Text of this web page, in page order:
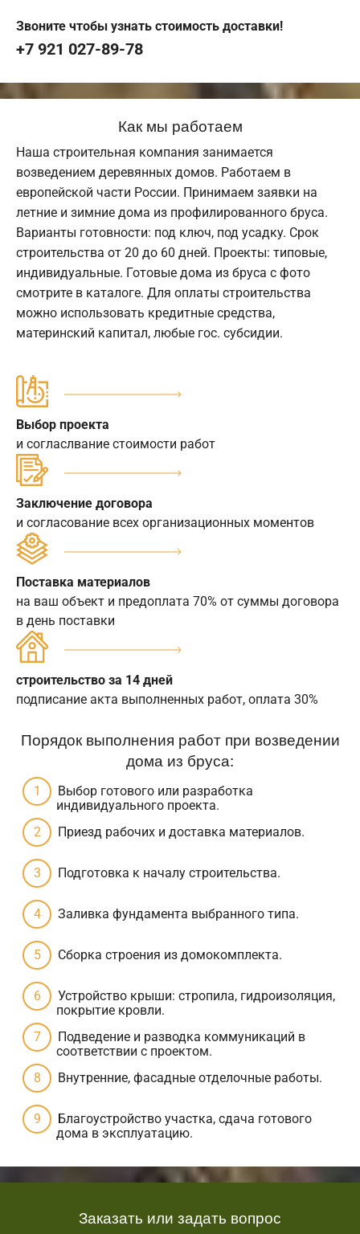
Звоните чтобы узнать стоимость доставки!
+7 921 027-89-78
Как мы работаем
Наша строительная компания занимается
возведением деревянных домов. Работаем в
европейской части России. Принимаем заявки на
летние и зимние дома из профилированного бруса.
Варианты готовности: под ключ, под усадку. Срок
строительства от 20 до 60 дней. Проекты: типовые,
индивидуальные. Готовые дома из бруса с фото
смотрите в каталоге. Для оплаты строительства
можно использовать кредитные средства,
материнский капитал, любые гос. субсидии.
Выбор проекта
и согласлвание стоимости работ
Заключение договора
и согласование всех организационных моментов
Поставка материалов
на ваш объект и предоплата 70% от суммы договора
в день поставки
строительство за 14 дней
подписание акта выполненных работ, оплата 30%
Порядок выполнения работ при возведении
дома из бруса:
Выбор готового или разработка
индивидуального проекта.
Приезд рабочих и доставка материалов.
Подготовка к началу строительства.
Заливка фундамента выбранного типа.
Сборка строения из домокомплекта.
Устройство крыши: стропила, гидроизоляция,
покрытие кровли.
Подведение и разводка коммуникаций в
соответствии с проектом.
Внутренние, фасадные отделочные работы.
Благоустройство участка, сдача готового
дома в эксплуатацию.
Заказать или задать вопрос